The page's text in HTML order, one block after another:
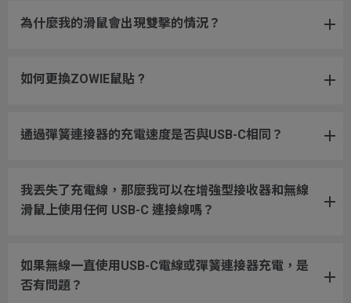
為什麼我的滑鼠會出現雙擊的情況？
如何更換ZOWIE鼠貼 ?
通過彈簧連接器的充電速度是否與USB-C相同？
我丟失了充電線，那麼我可以在增強型接收器和無線
滑鼠上使用任何 USB-C 連接線嗎？
如果無線一直使用USB-C電線或彈簧連接器充電，是
否有問題？